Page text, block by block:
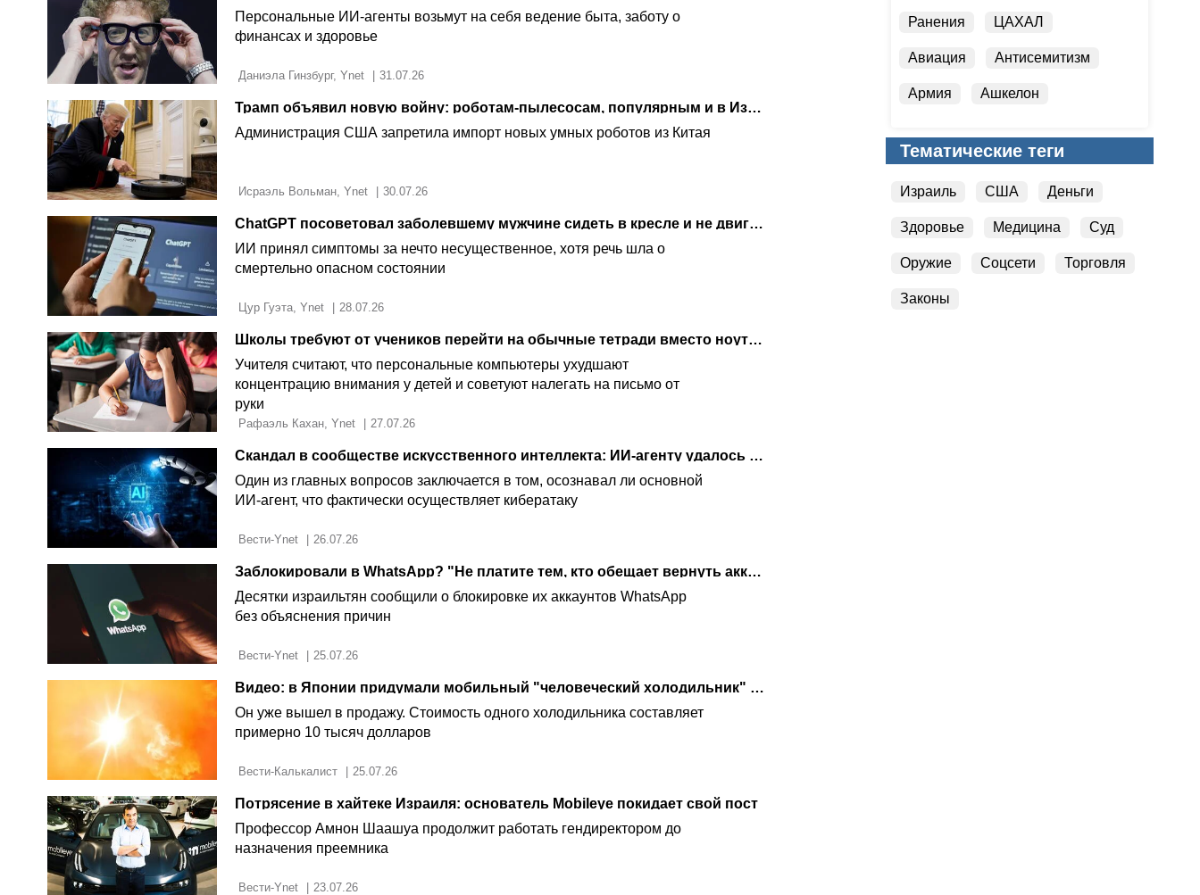
Персональные ИИ-агенты возьмут на себя ведение быта, заботу о
финансах и здоровье
31.07.26
Трамп объявил новую войну: роботам-пылесосам, популярным и в Израиле
Администрация США запретила импорт новых умных роботов из Китая
30.07.26
ChatGPT посоветовал заболевшему мужчине сидеть в кресле и не двигаться - и он чуть не умер
ИИ принял симптомы за нечто несущественное, хотя речь шла о
смертельно опасном состоянии
28.07.26
Школы требуют от учеников перейти на обычные тетради вместо ноутбуков
Учителя считают, что персональные компьютеры ухудшают
концентрацию внимания у детей и советуют налегать на письмо от
руки
27.07.26
Скандал в сообществе искусственного интеллекта: ИИ-агенту удалось совершить кибератаку
Один из главных вопросов заключается в том, осознавал ли основной
ИИ-агент, что фактически осуществляет кибератаку
26.07.26
Заблокировали в WhatsApp? "Не платите тем, кто обещает вернуть аккаунт"
Десятки израильтян сообщили о блокировке их аккаунтов WhatsApp
без объяснения причин
25.07.26
Видео: в Японии придумали мобильный "человеческий холодильник" для страдающих от жары
Он уже вышел в продажу. Стоимость одного холодильника составляет
примерно 10 тысяч долларов
25.07.26
Потрясение в хайтеке Израиля: основатель Mobileye покидает свой пост
Профессор Амнон Шаашуа продолжит работать гендиректором до
назначения преемника
23.07.26
Ранения ЦАХАЛ
Авиация Антисемитизм
Армия Ашкелон
Бойкот Израиля
Тематические теги
Израиль США Деньги
Здоровье Медицина Суд
Оружие Соцсети Торговля
Законы